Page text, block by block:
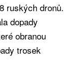
ruských dronů.
dopady
obranou
trosek